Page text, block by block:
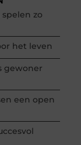
zo
het leven
gewoner
een open